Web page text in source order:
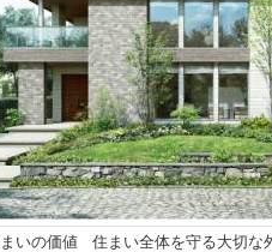
いの価値 住まい全体を守る大切な